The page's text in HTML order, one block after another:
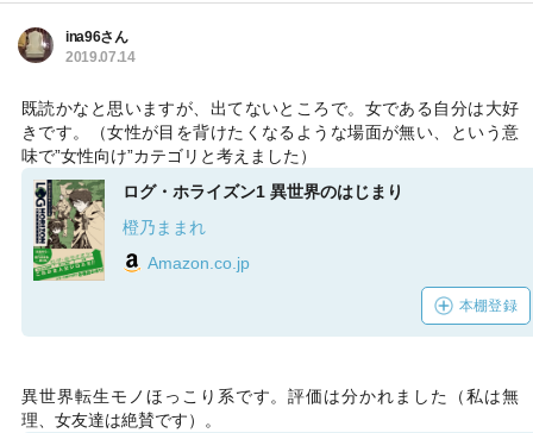
ina96さん
2019.07.14
既読かなと思いますが、出てないところで。女である自分は大好
きです。（女性が目を背けたくなるような場面が無い、という意
味で”女性向け”カテゴリと考えました）
ログ・ホライズン1 異世界のはじまり
橙乃ままれ
Amazon.co.jp
本棚登録
異世界転生モノほっこり系です。評価は分かれました（私は無
理、女友達は絶賛です）。